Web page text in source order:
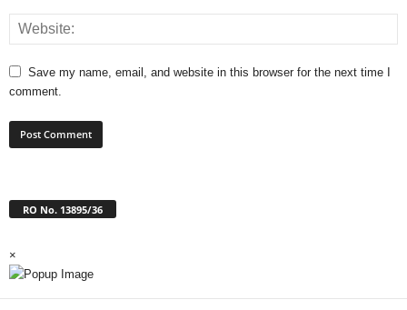
Save my name, email, and website in this browser for the next time I
comment.
RO No. 13895/36
×